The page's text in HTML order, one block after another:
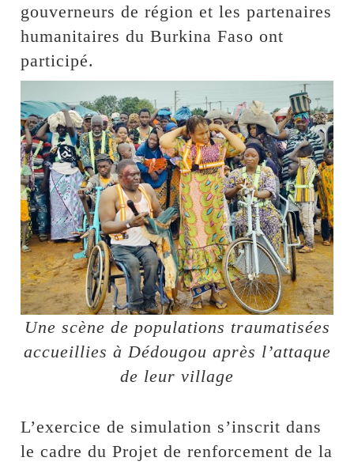
gouverneurs de région et les partenaires
humanitaires du Burkina Faso ont
participé.
Une scène de populations traumatisées
accueillies à Dédougou après l’attaque
de leur village
L’exercice de simulation s’inscrit dans
le cadre du Projet de renforcement de la